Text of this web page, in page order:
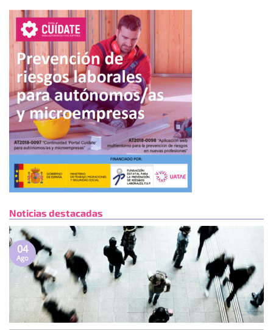
Noticias destacadas
04
Ago